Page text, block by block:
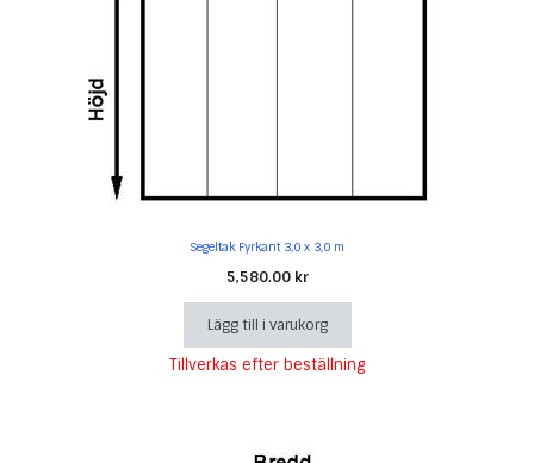
Segeltak Fyrkant 3,0 x 3,0 m
5,580.00 kr
Lägg till i varukorg
Tillverkas efter beställning